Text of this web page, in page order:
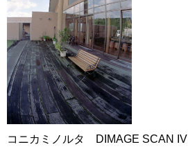
コニカミノルタ DIMAGE SCAN IV